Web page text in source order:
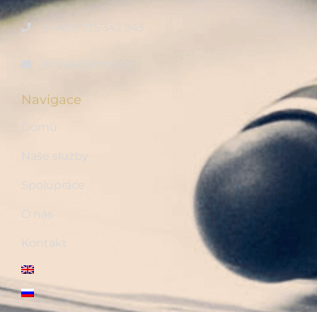
(+420) 775 342 943
fintalk@fintalk.cz
Navigace
Domů
Naše služby
Spolupráce
O nás
Kontakt